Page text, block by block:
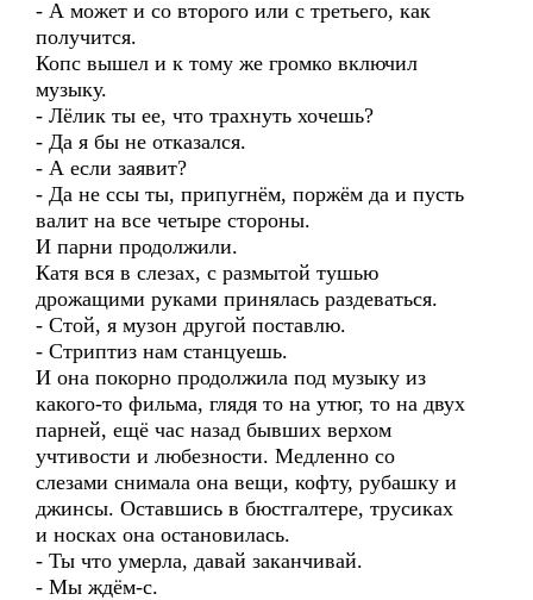
- А может и со второго или с третьего, как
получится.
Копс вышел и к тому же громко включил
музыку.
- Лёлик ты ее, что трахнуть хочешь?
- Да я бы не отказался.
- А если заявит?
- Да не ссы ты, припугнём, поржём да и пусть
валит на все четыре стороны.
И парни продолжили.
Катя вся в слезах, с размытой тушью
дрожащими руками принялась раздеваться.
- Стой, я музон другой поставлю.
- Стриптиз нам станцуешь.
И она покорно продолжила под музыку из
какого-то фильма, глядя то на утюг, то на двух
парней, ещё час назад бывших верхом
учтивости и любезности. Медленно со
слезами снимала она вещи, кофту, рубашку и
джинсы. Оставшись в бюстгалтере, трусиках
и носках она остановилась.
- Ты что умерла, давай заканчивай.
- Мы ждём-с.